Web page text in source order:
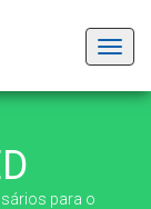
para o